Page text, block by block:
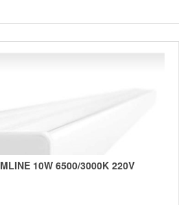
10W 6500/3000K 220V